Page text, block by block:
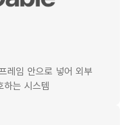
레임 안으로 넣어 외부
하는 시스템